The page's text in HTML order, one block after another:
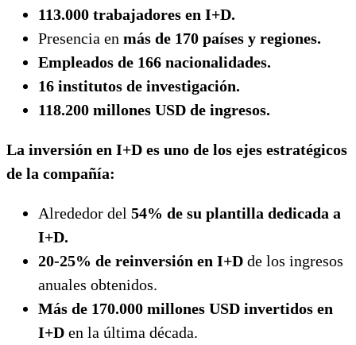
113.000 trabajadores en I+D.
Presencia en más de 170 países y regiones.
Empleados de 166 nacionalidades.
16 institutos de investigación.
118.200 millones USD de ingresos.
La inversión en I+D es uno de los ejes estratégicos
de la compañía:
Alrededor del 54% de su plantilla dedicada a
I+D.
20-25% de reinversión en I+D de los ingresos
anuales obtenidos.
Más de 170.000 millones USD invertidos en
I+D en la última década.